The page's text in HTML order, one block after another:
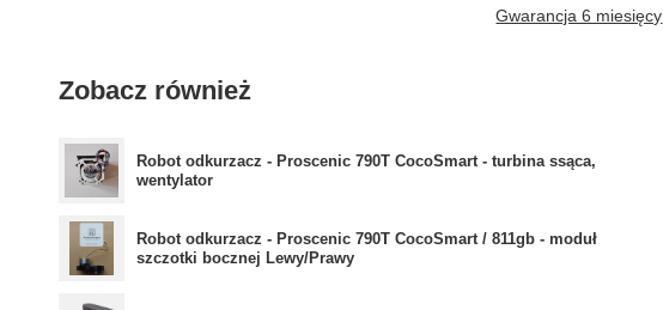
Gwarancja 6 miesięcy
Zobacz również
Robot odkurzacz - Proscenic 790T CocoSmart - turbina ssąca,
wentylator
Robot odkurzacz - Proscenic 790T CocoSmart / 811gb - moduł
szczotki bocznej Lewy/Prawy